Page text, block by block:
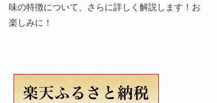
味の特徴について、さらに詳しく解説します！お
楽しみに！